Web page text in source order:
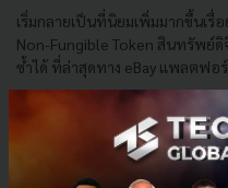
เริ่มกลายเป็นที่นิยมเพิ่มมากขึ้นเรื่
Non-Fungible Token สินทรัพย์
ซ้ำได้ ที่ล่าสุดทาง eBay แพลตฟอร์
พฤษภาคม 13, 2021
crypto art